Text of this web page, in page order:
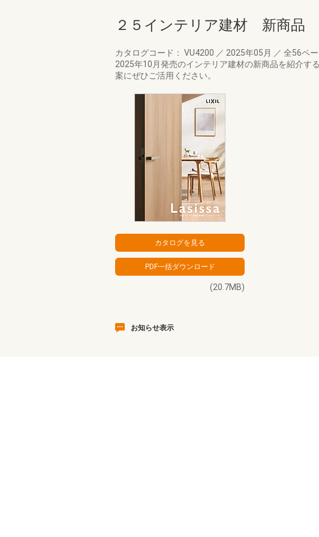
２５インテリア建材 新商品
カタログコード： VU4200 ／ 2025年05月 ／ 全56ペ
2025年10月発売のインテリア建材の新商品を紹介す
案にぜひご活用ください。
(20.7MB)
お知らせ表示